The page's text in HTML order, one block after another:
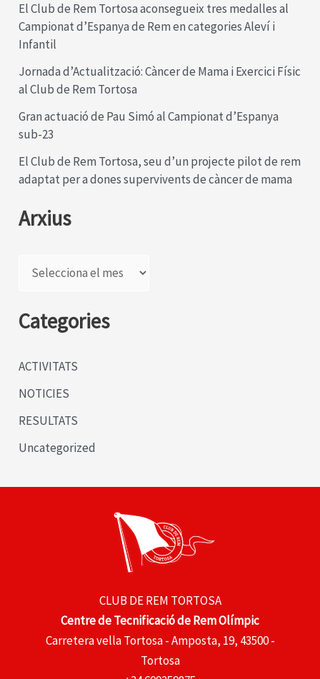
El Club de Rem Tortosa aconsegueix tres medalles al
Campionat d’Espanya de Rem en categories Aleví i
Infantil
Jornada d’Actualització: Càncer de Mama i Exercici Físic
al Club de Rem Tortosa
Gran actuació de Pau Simó al Campionat d’Espanya
sub-23
El Club de Rem Tortosa, seu d’un projecte pilot de rem
adaptat per a dones supervivents de càncer de mama
Arxius
x
u
s
Categories
ACTIVITATS
NOTICIES
RESULTATS
Uncategorized
CLUB DE REM TORTOSA
Centre de Tecnificació de Rem Olímpic
Carretera vella Tortosa - Amposta, 19, 43500 -
Tortosa